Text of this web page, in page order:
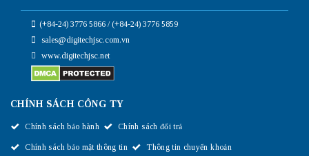
(+84-24) 3776 5866 / (+84-24) 3776 5859
sales@digitechjsc.com.vn
www.digitechjsc.net
CHÍNH SÁCH CÔNG TY
Chính sách bảo hành Chính sách đổi trả
Chính sách bảo mật thông tin Thông tin chuyển khoản